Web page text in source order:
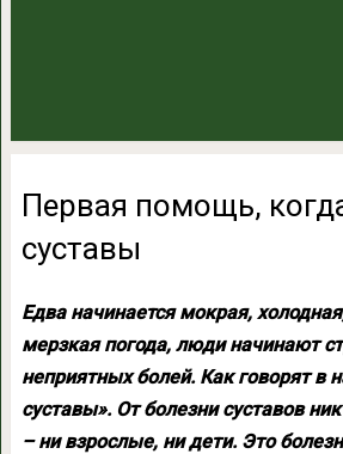
Первая помощь,
суставы
Едва начинается мокрая,
мерзкая погода, люди начинают
неприятных болей. Как говорят в
суставы». От болезни суставов
– ни взрослые, ни дети. Это